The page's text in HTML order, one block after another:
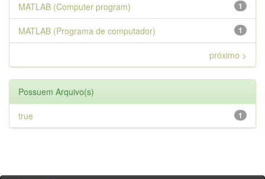
1
MATLAB (Computer program)
1
MATLAB (Programa de computador)
próximo >
Possuem Arquivo(s)
1
true